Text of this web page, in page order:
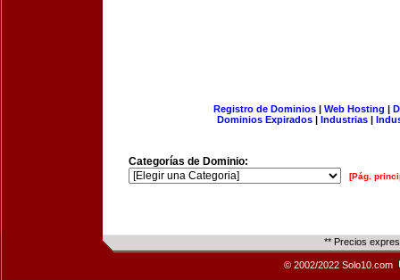
Registro de Dominios| Web Hosting |
Dominios Expirados | Industrias |
Categorías de Dominio:
[Pág.
** Precios
© 2002/2022 Solo10.com